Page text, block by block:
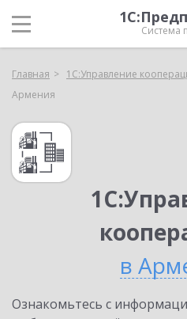
Система
Главная 1С:Управление
Армения
в
Ознакомьтесь с